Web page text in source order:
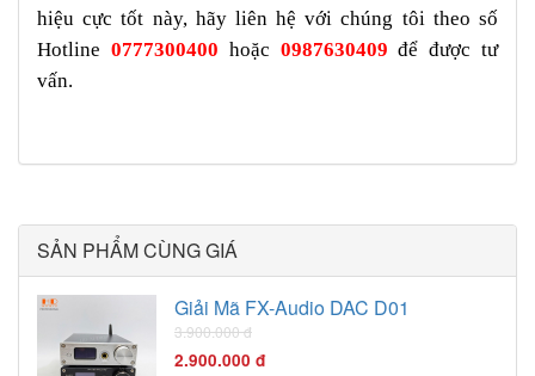
hiệu cực tốt này, hãy liên hệ với chúng tôi theo số
Hotline 0777300400 hoặc 0987630409 để được tư
vấn.
SẢN PHẨM CÙNG GIÁ
Giải Mã FX-Audio DAC D01
3.900.000 đ
2.900.000 đ